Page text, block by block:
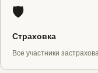
🛡️
Страховка
Все участники